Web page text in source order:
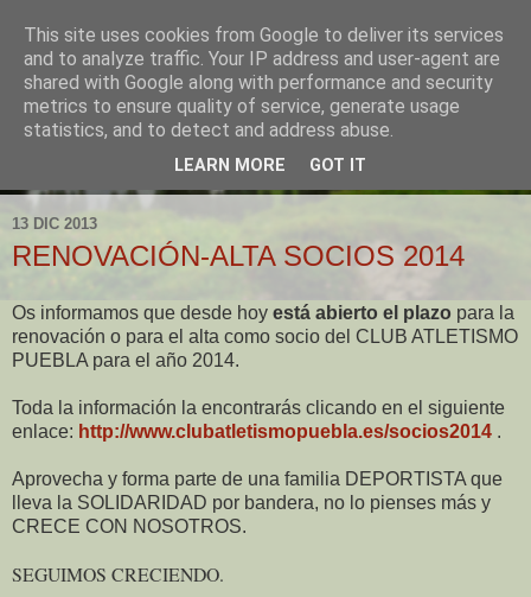
13 DIC 2013
RENOVACIÓN-ALTA SOCIOS 2014
Os informamos que desde hoy está abierto el plazo para la
renovación o para el alta como socio del CLUB ATLETISMO
PUEBLA para el año 2014.
Toda la información la encontrarás clicando en el siguiente
enlace: http://www.clubatletismopuebla.es/socios2014 .
Aprovecha y forma parte de una familia DEPORTISTA que
lleva la SOLIDARIDAD por bandera, no lo pienses más y
CRECE CON NOSOTROS.
SEGUIMOS CRECIENDO.
This site uses cookies from Google to deliver its services
and to analyze traffic. Your IP address and user-agent are
shared with Google along with performance and security
metrics to ensure quality of service, generate usage
statistics, and to detect and address abuse.
LEARN MORE GOT IT